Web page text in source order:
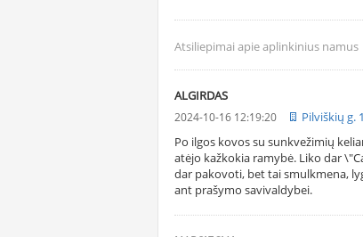
Atsiliepimai apie aplinkinius namus
ALGIRDAS
2024-10-16 12:19:20
Pilviškių g.
Po ilgos kovos su sunkvežimių
atėjo kažkokia ramybė. Liko dar
dar pakovoti, bet tai smulkmena,
ant prašymo savivaldybei.